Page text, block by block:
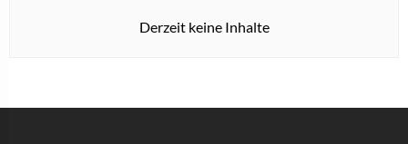
Derzeit keine Inhalte